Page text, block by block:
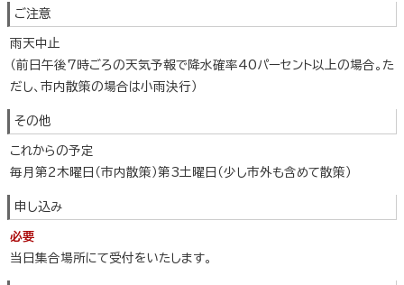
ご注意
雨天中止
（前日午後7時ごろの天気予報で降水確率40パーセント以上の場合。た
だし、市内散策の場合は小雨決行）
その他
これからの予定
毎月第2木曜日（市内散策）第3土曜日（少し市外も含めて散策）
申し込み
必要
当日集合場所にて受付をいたします。